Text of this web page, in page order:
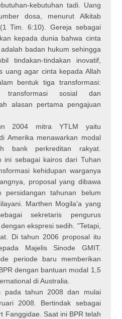
kebutuhan tadi. Uang
dosa, menurut Alkitab
Tim. 6:10). Gereja sebagai
kepada dunia bahwa cinta
badan hukum sehingga
tindakan-tindakan inovatif,
uang agar cinta kepada Allah
bentuk tiga transformasi:
transformasi sosial dan
alasan pertama pengajuan
2004 mitra YTLM yaitu
Amerika menawarkan modal
bank perkreditan rakyat.
ini sebagai kairos dari Tuhan
kehidupan warganya
proposal yang dibawa
tahunan belum
Marthen Mogila'a yang
sekretaris pengurus
ekspresi sedih. "Tetapi,
Di tahun 2006 proposal itu
Majelis Sinode GMIT.
periode baru memberikan
dengan bantuan modal 1,5
di Australia.
pada tahun 2008 dan mulai
2008. Bertindak sebagai
Fanggidae. Saat ini BPR telah